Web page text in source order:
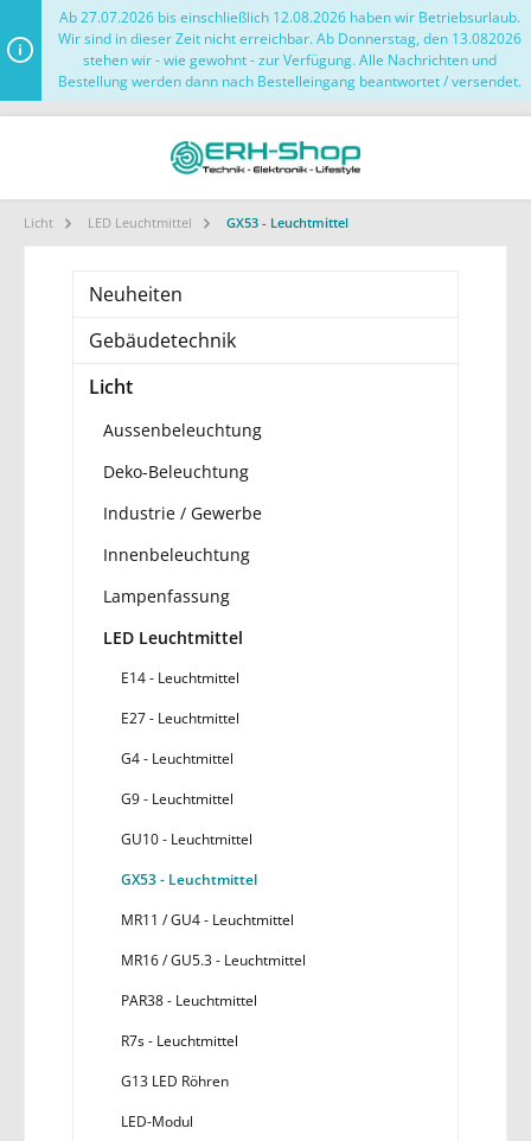
Ab 27.07.2026 bis einschließlich 12.08.2026 haben wir Betriebsurlaub.
Wir sind in dieser Zeit nicht erreichbar. Ab Donnerstag, den 13.082026
stehen wir - wie gewohnt - zur Verfügung. Alle Nachrichten und
Bestellung werden dann nach Bestelleingang beantwortet / versendet.
Licht LED Leuchtmittel GX53 - Leuchtmittel
Neuheiten
Gebäudetechnik
Licht
Aussenbeleuchtung
Deko-Beleuchtung
Industrie / Gewerbe
Innenbeleuchtung
Lampenfassung
LED Leuchtmittel
E14 - Leuchtmittel
E27 - Leuchtmittel
G4 - Leuchtmittel
G9 - Leuchtmittel
GU10 - Leuchtmittel
GX53 - Leuchtmittel
MR11 / GU4 - Leuchtmittel
MR16 / GU5.3 - Leuchtmittel
PAR38 - Leuchtmittel
R7s - Leuchtmittel
G13 LED Röhren
LED-Modul